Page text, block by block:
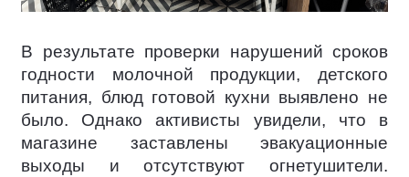
В результате проверки нарушений сроков
годности молочной продукции, детского
питания, блюд готовой кухни выявлено не
было. Однако активисты увидели, что в
магазине заставлены эвакуационные
выходы и отсутствуют огнетушители.